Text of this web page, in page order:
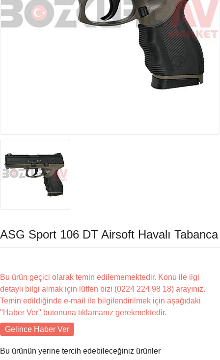
ASG Sport 106 DT Airsoft Havalı Tabanca
Bu ürün geçici olarak temin edilememektedir. Konu ile ilgi
detaylı bilgi almak için lütfen bizi (0224 224 98 18) arayınız.
Temin edildiğinde e-mail ile bilgilendirilmek için aşağıdaki
"Haber Ver" butonuna tıklamanız gerekmektedir.
Gelince Haber Ver
Bu ürünün yerine tercih edebileceğiniz ürünler